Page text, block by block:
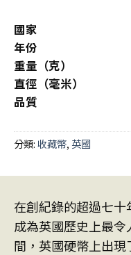
國家
年份
重量（克）
直徑（毫米）
品質
分類:收藏幣, 英國
在創紀錄的超過七
成為英國歷史上最
間，英國硬幣上出